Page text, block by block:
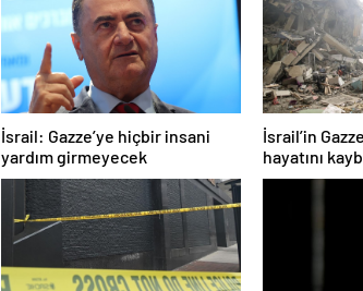
İsrail: Gazze’ye hiçbir insani
yardım girmeyecek
İsrail’in
hayatını
51 bin 25’e